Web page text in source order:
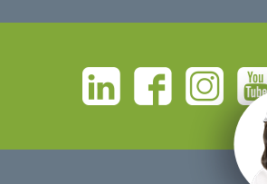
Linkedin Facebook